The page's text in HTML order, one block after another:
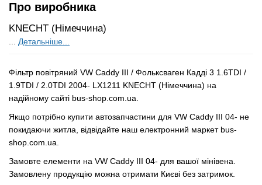
Про виробника
KNECHT (Німеччина)
Детальніше...
Фільтр повітряний VW Caddy III / Фольксваген Кадді 3 1.6TDI /
1.9TDI / 2.0TDI 2004- LX1211 KNECHT (Німеччина) на
надійному сайті bus-shop.com.ua.
Якщо потрібно купити автозапчастини для VW Caddy III 04- не
покидаючи житла, відвідайте наш електронний маркет bus-
shop.com.ua.
Замовте елементи на VW Caddy III 04- для вашої мінівена.
Замовлену продукцію можна отримати Києві без затримок.